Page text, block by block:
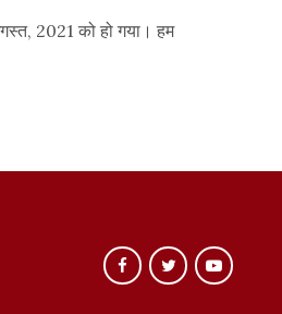
2021 को हो गया। हम